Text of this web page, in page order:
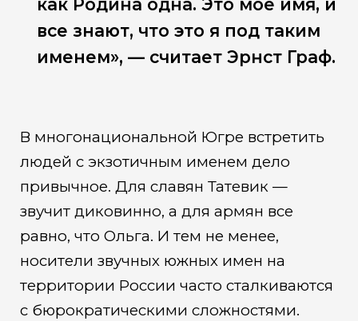
как Родина одна. Это мое имя, и
все знают, что это я под таким
именем», — считает Эрнст Граф.
В многонациональной Югре встретить
людей с экзотичным именем дело
привычное. Для славян Татевик —
звучит диковинно, а для армян все
равно, что Ольга. И тем не менее,
носители звучных южных имен на
территории России часто сталкиваются
с бюрократическими сложностями.